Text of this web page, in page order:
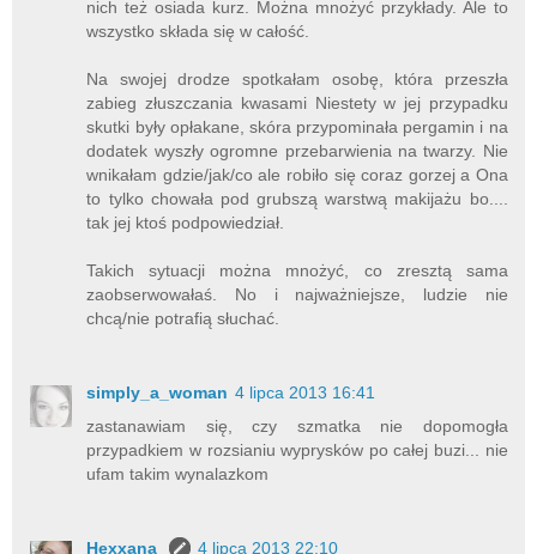
nich też osiada kurz. Można mnożyć przykłady. Ale to
wszystko składa się w całość.
Na swojej drodze spotkałam osobę, która przeszła
zabieg złuszczania kwasami Niestety w jej przypadku
skutki były opłakane, skóra przypominała pergamin i na
dodatek wyszły ogromne przebarwienia na twarzy. Nie
wnikałam gdzie/jak/co ale robiło się coraz gorzej a Ona
to tylko chowała pod grubszą warstwą makijażu bo....
tak jej ktoś podpowiedział.
Takich sytuacji można mnożyć, co zresztą sama
zaobserwowałaś. No i najważniejsze, ludzie nie
chcą/nie potrafią słuchać.
simply_a_woman 4 lipca 2013 16:41
zastanawiam się, czy szmatka nie dopomogła
przypadkiem w rozsianiu wyprysków po całej buzi... nie
ufam takim wynalazkom
Hexxana
4 lipca 2013 22:10